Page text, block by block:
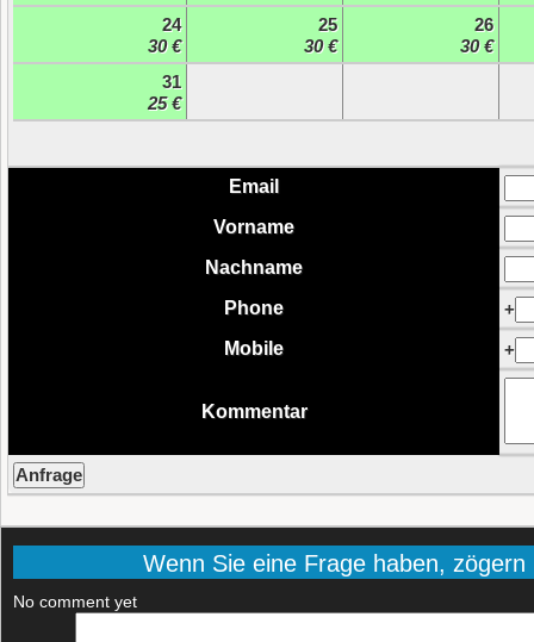
24
30 €
25
30 €
26
30 €
31
25 €
Email
Vorname
Nachname
Phone
+
Mobile
+
Kommentar
Wenn Sie eine Frage haben,
No comment yet